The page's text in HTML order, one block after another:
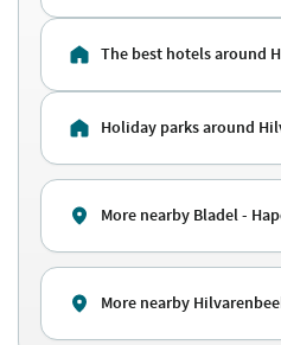
The best hotels around
Holiday parks around
More nearby Bladel -
More nearby